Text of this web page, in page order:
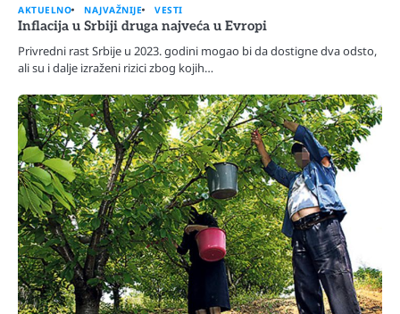
AKTUELNO NAJVAŽNIJE VESTI
Inflacija u Srbiji druga najveća u Evropi
Privredni rast Srbije u 2023. godini mogao bi da dostigne dva odsto,
ali su i dalje izraženi rizici zbog kojih…